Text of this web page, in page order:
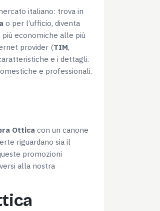
il
loro o
italiano: trova in
o per l’ufficio, diventa
economiche alle più
provider (TIM,
e i dettagli.
e professionali.
Ottica con un canone
riguardano sia il
promozioni
alla nostra